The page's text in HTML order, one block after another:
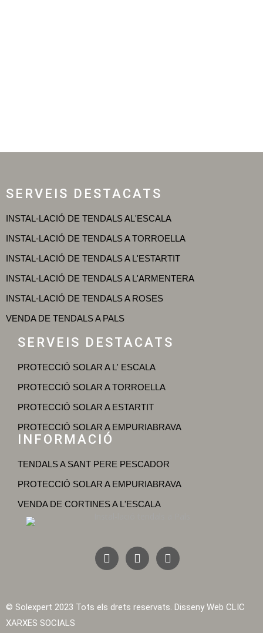
SERVEIS DESTACATS
INSTAL-LACIÓ DE TENDALS AL'ESCALA
INSTAL-LACIÓ DE TENDALS A TORROELLA
INSTAL-LACIÓ DE TENDALS A L'ESTARTIT
INSTAL-LACIÓ DE TENDALS A L'ARMENTERA
INSTAL-LACIÓ DE TENDALS A ROSES
VENDA DE TENDALS A PALS
SERVEIS DESTACATS
PROTECCIÓ SOLAR A L' ESCALA
PROTECCIÓ SOLAR A TORROELLA
PROTECCIÓ SOLAR A ESTARTIT
PROTECCIÓ SOLAR A EMPURIABRAVA
INFORMACIÓ
TENDALS A SANT PERE PESCADOR
PROTECCIÓ SOLAR A EMPURIABRAVA
VENDA DE CORTINES A L'ESCALA
© Solexpert 2023 Tots els drets reservats. Disseny Web CLIC
XARXES SOCIALS